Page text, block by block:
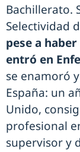
Bachillerato.
Selectividad
pese a
entró en
se enamoró
España: un
Unido,
profesional
supervisor y